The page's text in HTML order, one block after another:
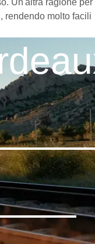
Un'altra ragione per
rendendo molto facili